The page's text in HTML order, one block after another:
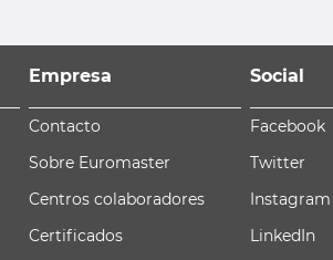
Empresa
Contacto
Sobre Euromaster
Centros colaboradores
Certificados
Social
Facebook
Twitter
Instagram
LinkedIn